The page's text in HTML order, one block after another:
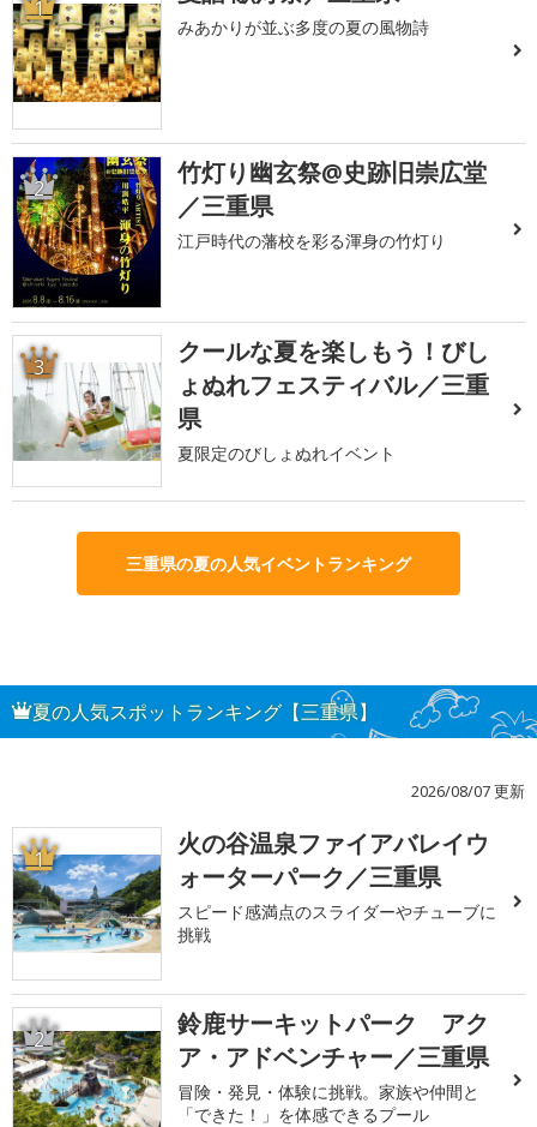
1
みあかりが並ぶ多度の夏の風物詩
2
竹灯り幽玄祭@史跡旧崇広堂
／三重県
江戸時代の藩校を彩る渾身の竹灯り
3
クールな夏を楽しもう！びし
ょぬれフェスティバル／三重
県
夏限定のびしょぬれイベント
三重県の夏の人気イベントランキング
夏の人気スポットランキング【三重県】
2026/08/07 更新
1
火の谷温泉ファイアバレイウ
ォーターパーク／三重県
スピード感満点のスライダーやチューブに
挑戦
2
鈴鹿サーキットパーク アク
ア・アドベンチャー／三重県
冒険・発見・体験に挑戦。家族や仲間と
「できた！」を体感できるプール